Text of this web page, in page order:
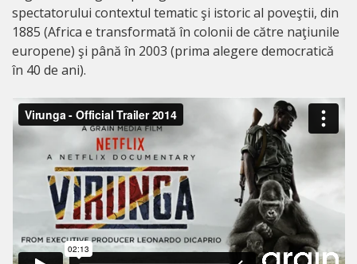
spectatorului contextul tematic şi istoric al poveştii, din
1885 (Africa e transformată în colonii de către naţiunile
europene) şi până în 2003 (prima alegere democratică
în 40 de ani).